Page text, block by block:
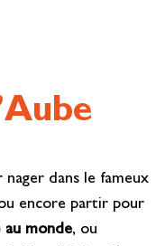
dans le fameux
encore partir pour
au monde, ou